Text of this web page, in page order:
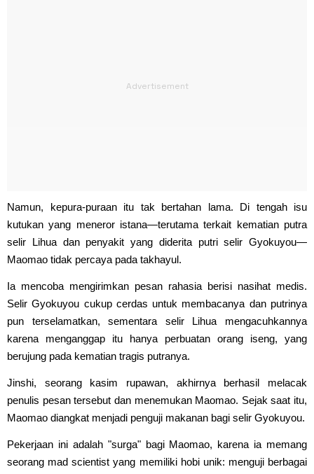
Namun, kepura-puraan itu tak bertahan lama. Di tengah isu
kutukan yang meneror istana—terutama terkait kematian putra
selir Lihua dan penyakit yang diderita putri selir Gyokuyou—
Maomao tidak percaya pada takhayul.
Ia mencoba mengirimkan pesan rahasia berisi nasihat medis.
Selir Gyokuyou cukup cerdas untuk membacanya dan putrinya
pun terselamatkan, sementara selir Lihua mengacuhkannya
karena menganggap itu hanya perbuatan orang iseng, yang
berujung pada kematian tragis putranya.
Jinshi, seorang kasim rupawan, akhirnya berhasil melacak
penulis pesan tersebut dan menemukan Maomao. Sejak saat itu,
Maomao diangkat menjadi penguji makanan bagi selir Gyokuyou.
Pekerjaan ini adalah "surga" bagi Maomao, karena ia memang
seorang mad scientist yang memiliki hobi unik: menguji berbagai